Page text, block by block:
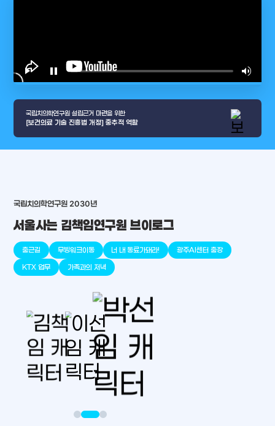
arrow_selector_tool
경기도
충청남도 대전광역시
place
천안
place
세종
place
판교
place
오송
place
대덕
place
원주
play_arrow pause volume_up
국립치의학연구원 설립근거 마련을 위한
[보건의료 기술 진흥법 개정] 중추적 역할
국립치의학연구원 2030년
서울사는 김책임연구원 브이로그
출근길 무빙워크이동 너 내 동료가돼라! 광주AI센터 출장
KTX 업무 가족과의 저녁